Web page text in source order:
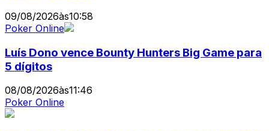
09/08/2026às10:58
Poker Online
Luís Dono vence Bounty Hunters Big Game para
5 dígitos
08/08/2026às11:46
Poker Online